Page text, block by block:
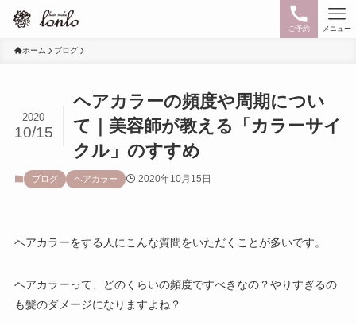
ご予約 メニュー
ホーム ブログ
ヘアカラーの頻度や周期につい
て｜美容師が教える「カラーサイ
クル」のすすめ
2020
10/15
ブログ ヘアカラー 2020年10月15日
ヘアカラーをする人にこんな質問をいただくことが多いです。
ヘアカラーって、どのくらいの頻度ですべきなの？やりすぎるの
も髪のダメージになりますよね？